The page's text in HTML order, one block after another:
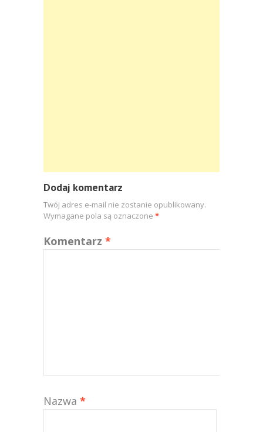
Dodaj komentarz
Twój adres e-mail nie zostanie opublikowany.
Wymagane pola są oznaczone *
Komentarz *
Nazwa *